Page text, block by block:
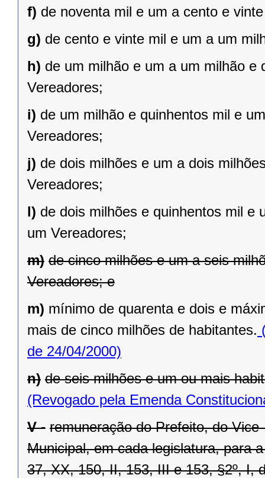
f) de noventa mil e um a cento e
g) de cento e vinte mil e um a um
h) de um milhão e um a um milhão e
Vereadores;
i) de um milhão e quinhentos mil e
Vereadores;
j) de dois milhões e um a dois
Vereadores;
l) de dois milhões e quinhentos mil e
um Vereadores;
m) de cinco milhões e um a seis
Vereadores; e
m) mínimo de quarenta e dois e
mais de cinco milhões de habitantes.
de 24/04/2000)
n) de seis milhões e um ou mais
(Revogado pela Emenda
V - remuneração do Prefeito, do
Municipal, em cada legislatura, para
37, XX, 150, II, 153, III e 153, §2º, I,